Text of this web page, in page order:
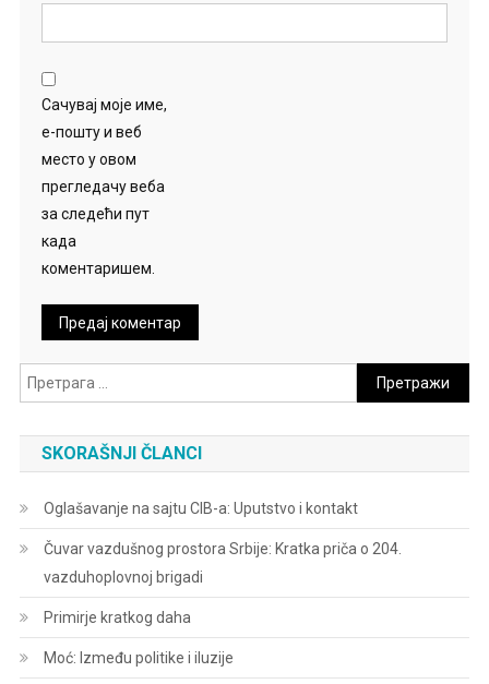
Сачувај моје име,
е-пошту и веб
место у овом
прегледачу веба
за следећи пут
када
коментаришем.
Претрага
за:
SKORAŠNJI ČLANCI
Oglašavanje na sajtu CIB-a: Uputstvo i kontakt
Čuvar vazdušnog prostora Srbije: Kratka priča o 204.
vazduhoplovnoj brigadi
Primirje kratkog daha
Moć: Između politike i iluzije